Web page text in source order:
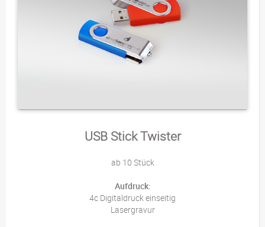
USB Stick Twister
ab 10 Stück
Aufdruck:
4c Digitaldruck einseitig
Lasergravur